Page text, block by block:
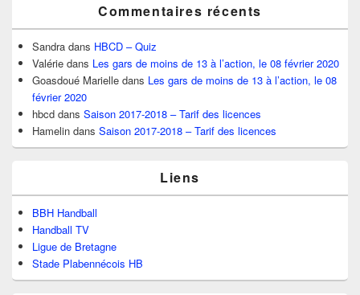
Commentaires récents
Sandra dans HBCD – Quiz
Valérie dans Les gars de moins de 13 à l’action, le 08 février 2020
Goasdoué Marielle dans Les gars de moins de 13 à l’action, le 08
février 2020
hbcd dans Saison 2017-2018 – Tarif des licences
Hamelin dans Saison 2017-2018 – Tarif des licences
Liens
BBH Handball
Handball TV
Ligue de Bretagne
Stade Plabennécois HB